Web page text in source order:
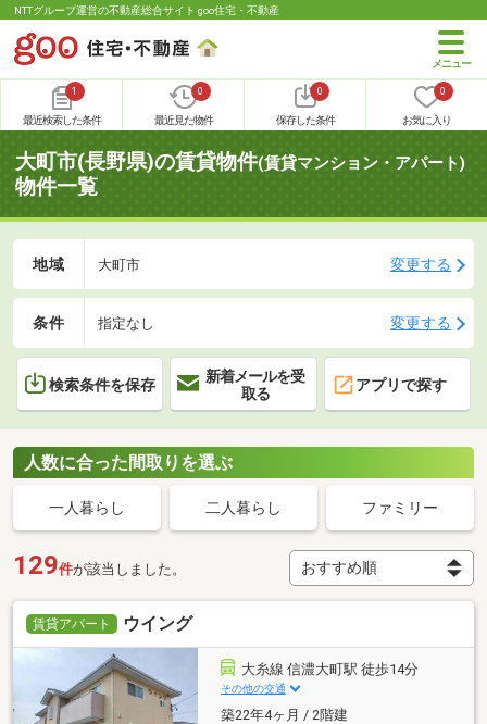
NTTグループ運営の不動産総合サイト goo住宅・不動産
1
最近検索した条件
0
最近見た物件
0
保存した条件
0
お気に入り
大町市(長野県)の賃貸物件(賃貸マンション・アパート)
物件一覧
地域 大町市 変更する
条件 指定なし 変更する
検索条件を保存
新着メールを受
取る
アプリで探す
人数に合った間取りを選ぶ
一人暮らし 二人暮らし ファミリー
129件が該当しました。
賃貸アパート ウイング
大糸線 信濃大町駅 徒歩14分
その他の交通
築22年4ヶ月 / 2階建